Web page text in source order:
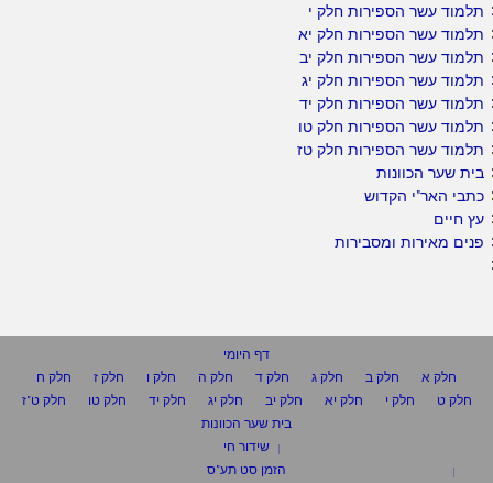
תלמוד עשר הספירות חלק י
תלמוד עשר הספירות חלק יא
תלמוד עשר הספירות חלק יב
תלמוד עשר הספירות חלק יג
תלמוד עשר הספירות חלק יד
תלמוד עשר הספירות חלק טו
תלמוד עשר הספירות חלק טז
בית שער הכוונות
כתבי האר"י הקדוש
עץ חיים
פנים מאירות ומסבירות
דף היומי
חלק א
חלק ב חלק ג חלק ד חלק ה חלק ו חלק ז
חלק ח
חלק ט
חלק י חלק יא חלק יב חלק יג חלק יד חלק טו
חלק ט"ז
בית שער הכוונות
שידור חי
הזמן סט תע"ס